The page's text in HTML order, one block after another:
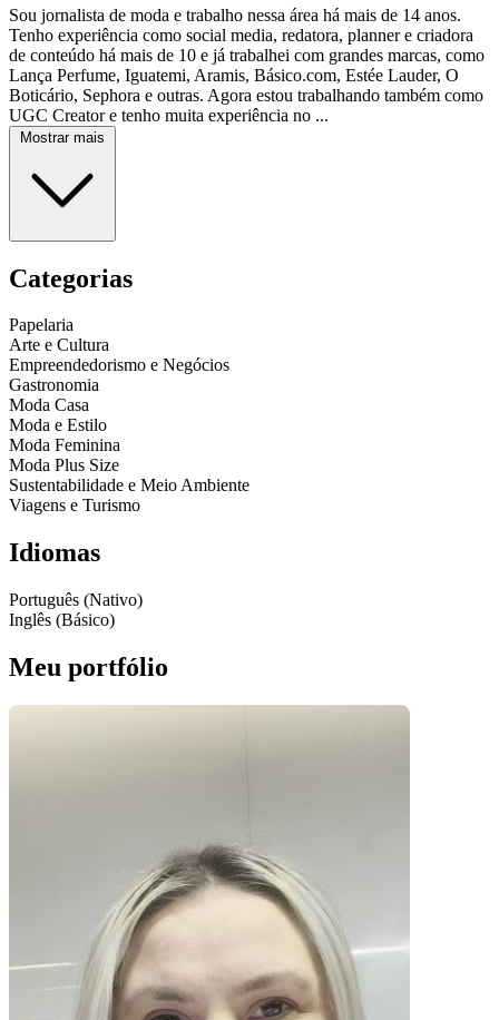
Sou jornalista de moda e trabalho nessa área há mais de 14 anos.
Tenho experiência como social media, redatora, planner e criadora
de conteúdo há mais de 10 e já trabalhei com grandes marcas, como
Lança Perfume, Iguatemi, Aramis, Básico.com, Estée Lauder, O
Boticário, Sephora e outras. Agora estou trabalhando também como
UGC Creator e tenho muita experiência no ...
Mostrar mais
Categorias
Papelaria
Arte e Cultura
Empreendedorismo e Negócios
Gastronomia
Moda Casa
Moda e Estilo
Moda Feminina
Moda Plus Size
Sustentabilidade e Meio Ambiente
Viagens e Turismo
Idiomas
Português (Nativo)
Inglês (Básico)
Meu portfólio
Pacotes UGC
Você recebe o arquivo para usar em qualquer canal.